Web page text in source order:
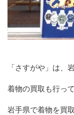
「さすがや」は、
着物の買取も行っ
岩手県で着物を買